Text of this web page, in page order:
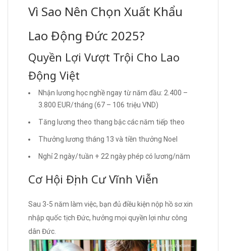
Vì Sao Nên Chọn Xuất Khẩu
Lao Động Đức 2025?
Quyền Lợi Vượt Trội Cho Lao
Động Việt
Nhận lương học nghề ngay từ năm đầu: 2.400 –
3.800 EUR/tháng (67 – 106 triệu VND)
Tăng lương theo thang bậc các năm tiếp theo
Thưởng lương tháng 13 và tiền thưởng Noel
Nghỉ 2 ngày/tuần + 22 ngày phép có lương/năm
Cơ Hội Định Cư Vĩnh Viễn
Sau 3-5 năm làm việc, bạn đủ điều kiện nộp hồ sơ xin
nhập quốc tịch Đức, hưởng mọi quyền lợi như công
dân Đức.